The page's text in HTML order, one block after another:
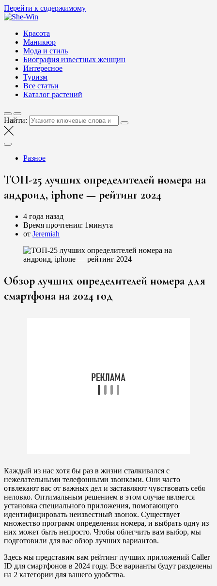
Перейти к содержимому
Блог о женской красоте и здоровье
Красота
Маникюр
Мода и стиль
Биография известных женщин
Интересное
Туризм
Все статьи
Каталог растений
Найти:
Разное
ТОП-25 лучших определителей номера на
андроид, iphone — рейтинг 2024
4 года назад
Время прочтения: 1минута
от Jeremiah
Обзор лучших определителей номера для
смартфона на 2024 год
Каждый из нас хотя бы раз в жизни сталкивался с
нежелательными телефонными звонками. Они часто
отвлекают вас от важных дел и заставляют чувствовать себя
неловко. Оптимальным решением в этом случае является
установка специального приложения, помогающего
идентифицировать неизвестный звонок. Существует
множество программ определения номера, и выбрать одну из
них может быть непросто. Чтобы облегчить вам выбор, мы
подготовили для вас обзор лучших вариантов.
Здесь мы представим вам рейтинг лучших приложений Caller
ID для смартфонов в 2024 году. Все варианты будут разделены
на 2 категории для вашего удобства.